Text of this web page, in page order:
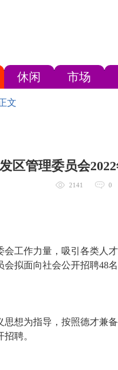
休闲 市场
文
区管理委员会
2141 0
会工作力量，吸引各类人
拟面向社会公开招聘48
思想为指导，按照德才兼
聘。